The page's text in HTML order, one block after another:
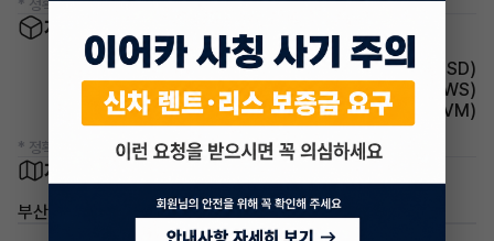
* 정확한 정보는 판매자와 반드시 확인하시기 바랍니다.
차량 옵션 정보
주행안전 후측방경보시스템(BSD)
주행안전 차선이탈경보(LDWS)
주차보조 어라운드뷰(AVM)
* 정확한 정보는 판매자와 반드시 확인하시기 바랍니다.
차량 위치
부산 해운대구 송정동